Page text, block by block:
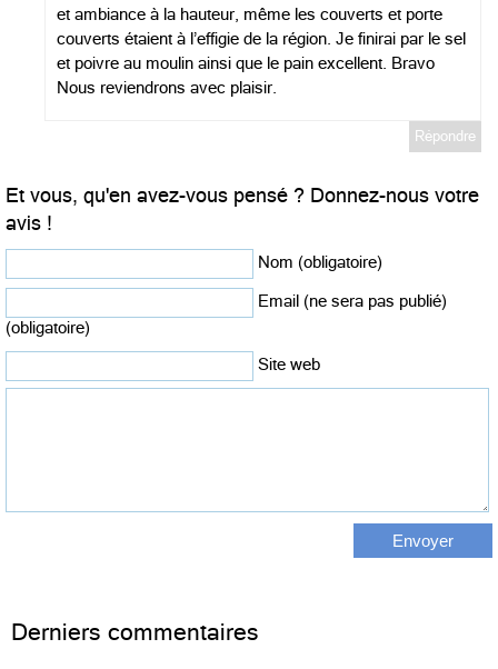
et ambiance à la hauteur, même les couverts et porte
couverts étaient à l’effigie de la région. Je finirai par le sel
et poivre au moulin ainsi que le pain excellent. Bravo
Nous reviendrons avec plaisir.
Répondre
Et vous, qu'en avez-vous pensé ? Donnez-nous votre
avis !
Nom (obligatoire)
Email (ne sera pas publié)
(obligatoire)
Site web
Derniers commentaires